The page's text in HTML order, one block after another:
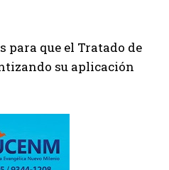
para que el Tratado de
su aplicación